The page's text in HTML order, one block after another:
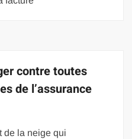
contre toutes
de l’assurance
de la neige qui